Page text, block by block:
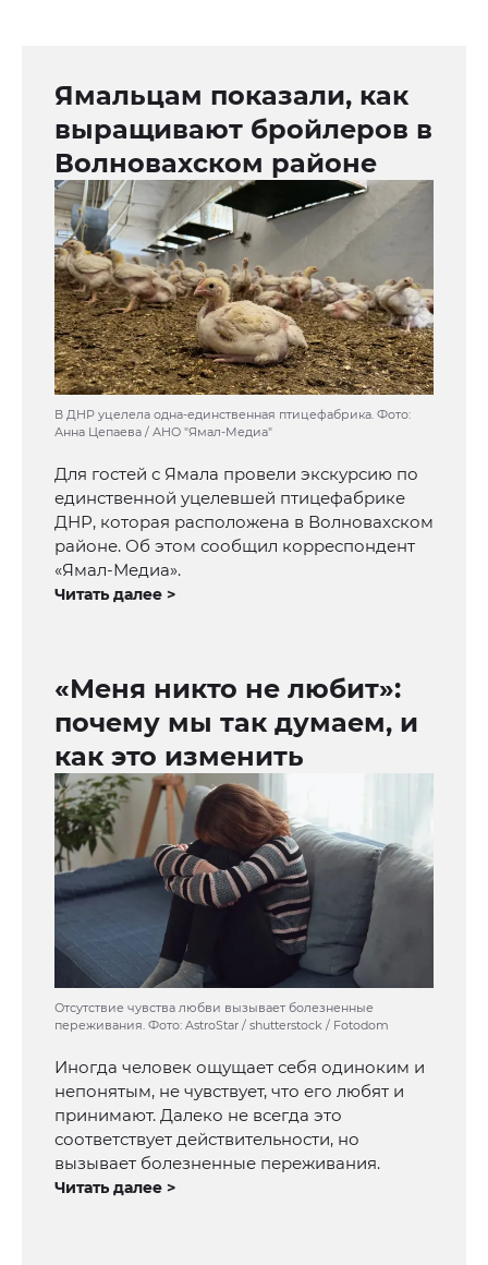
Ямальцам показали, как
выращивают бройлеров в
Волновахском районе
В ДНР уцелела одна-единственная птицефабрика. Фото:
Анна Цепаева / АНО "Ямал-Медиа"
Для гостей с Ямала провели экскурсию по
единственной уцелевшей птицефабрике
ДНР, которая расположена в Волновахском
районе. Об этом сообщил корреспондент
«Ямал-Медиа».
Читать далее >
«Меня никто не любит»:
почему мы так думаем, и
как это изменить
Отсутствие чувства любви вызывает болезненные
переживания. Фото: AstroStar / shutterstock / Fotodom
Иногда человек ощущает себя одиноким и
непонятым, не чувствует, что его любят и
принимают. Далеко не всегда это
соответствует действительности, но
вызывает болезненные переживания.
Читать далее >